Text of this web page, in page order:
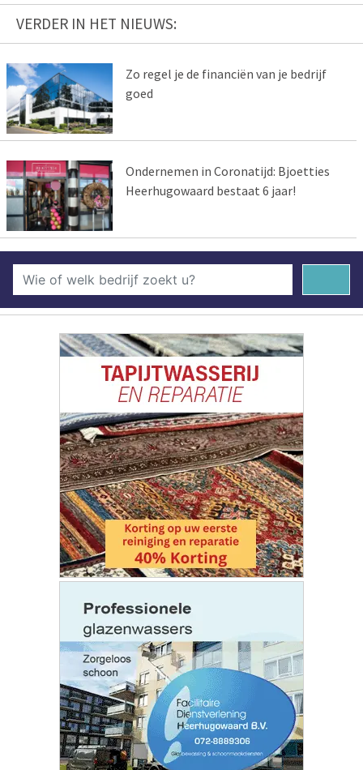
VERDER IN HET NIEUWS:
Zo regel je de financiën van je bedrijf
goed
Ondernemen in Coronatijd: Bjoetties
Heerhugowaard bestaat 6 jaar!